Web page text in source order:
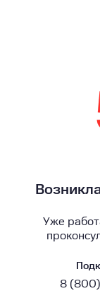
Уже
8